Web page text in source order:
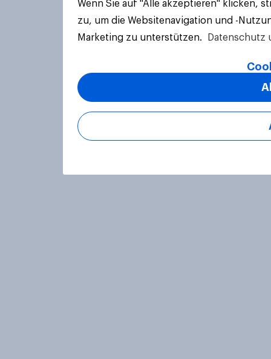
Wenn Sie auf "Alle akzeptieren" klicken,
zu, um die Websitenavigation und -
Marketing zu unterstützen.
Datenschutz